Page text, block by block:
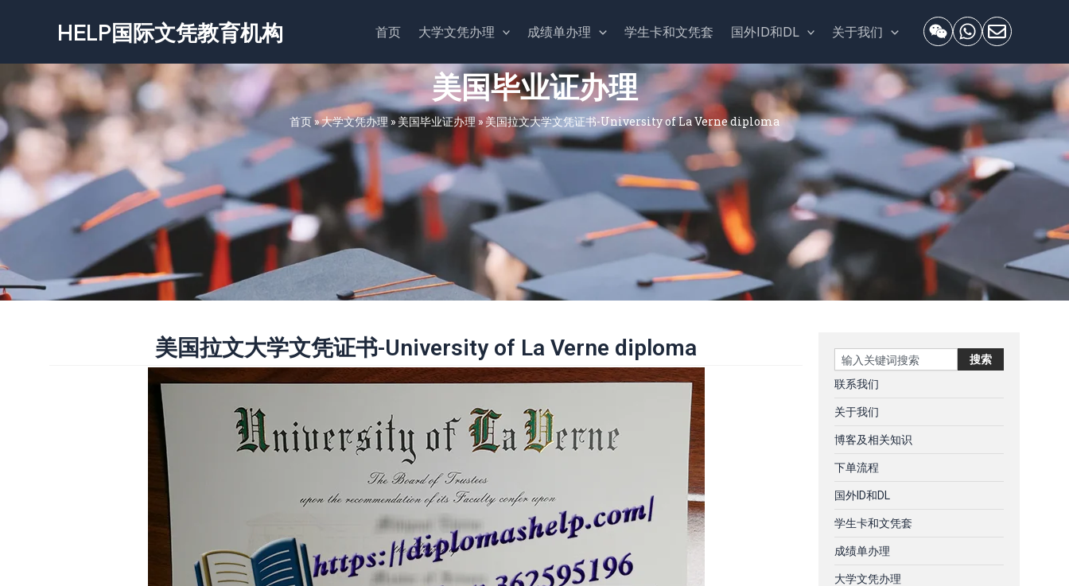
容
HELP国际文凭教育机构 首页 大学文凭办理 成绩单办理 学生卡和文凭套 国外ID和DL 关于我们
美国毕业证办理
首页»大学文凭办理 »美国毕业证办理»美国拉文大学文凭证书-University of La Verne diploma
美国拉文大学文凭证书-University of La Verne diploma Search 搜索
联系我们
关于我们
博客及相关知识
下单流程
国外ID和DL
学生卡和文凭套
成绩单办理
大学文凭办理